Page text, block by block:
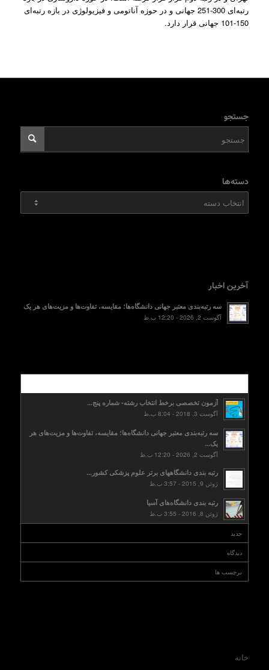
رتبه‌ای 300-251 جهانی و در حوزه آناتومی و فیزیولوژی در بازه رتبه‌ای
150-101 جهانی قرار دارد.
جستجو
دسته‌ها
آخرین اخبار
سه رتبه‌بندی معتبر جهانی دانشگاه‌ها؛ مقایسه، تفاوت‌ها و مزیت‌های هر یک
آگوست 2, 2026 - 12:20 ب.ظ
آزمون تخصصی برخط انتخاب رشته- شماره پنج...
آگوست 3, 2018 - 8:04 ب.ظ
سه رتبه‌بندی معتبر جهانی دانشگاه‌ها؛ مقایسه، تفاوت‌ها و مزیت‌های هر
یک...
آگوست 2, 2026 - 12:20 ب.ظ
رتبه بندی دانشگاههای برتر علوم پزشکی کشور...
ژوئن 9, 2015 - 3:57 ب.ظ
رتبه بندی دانشگاه‌های آسیا
ژوئن 8, 2016 - 3:55 ب.ظ
جدید
دیدگاه
برچسب ها
خانه